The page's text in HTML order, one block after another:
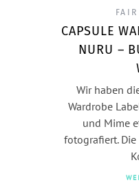
CAPSULE
NURU –
Wir haben
Wardrobe
und Mime
fotografiert.